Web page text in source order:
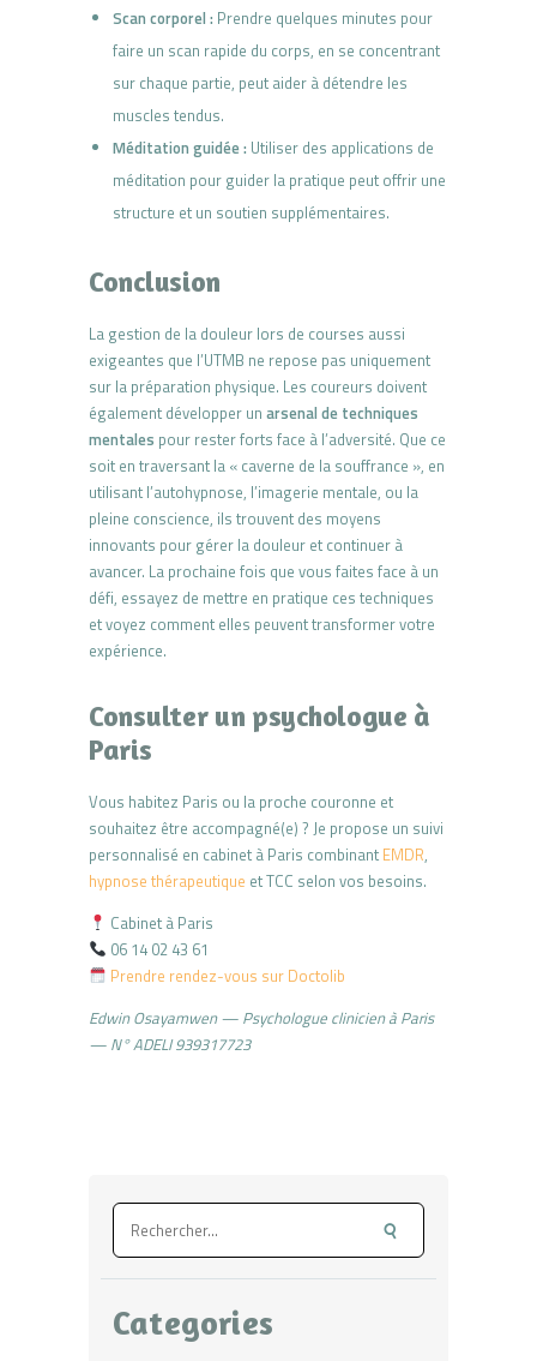
Scan corporel : Prendre quelques minutes pour
faire un scan rapide du corps, en se concentrant
sur chaque partie, peut aider à détendre les
muscles tendus.
Méditation guidée : Utiliser des applications de
méditation pour guider la pratique peut offrir une
structure et un soutien supplémentaires.
Conclusion
La gestion de la douleur lors de courses aussi
exigeantes que l’UTMB ne repose pas uniquement
sur la préparation physique. Les coureurs doivent
également développer un arsenal de techniques
mentales pour rester forts face à l’adversité. Que ce
soit en traversant la « caverne de la souffrance », en
utilisant l’autohypnose, l’imagerie mentale, ou la
pleine conscience, ils trouvent des moyens
innovants pour gérer la douleur et continuer à
avancer. La prochaine fois que vous faites face à un
défi, essayez de mettre en pratique ces techniques
et voyez comment elles peuvent transformer votre
expérience.
Consulter un psychologue à
Paris
Vous habitez Paris ou la proche couronne et
souhaitez être accompagné(e) ? Je propose un suivi
personnalisé en cabinet à Paris combinant EMDR,
hypnose thérapeutique et TCC selon vos besoins.
Cabinet à Paris
06 14 02 43 61
Prendre rendez-vous sur Doctolib
Edwin Osayamwen — Psychologue clinicien à Paris
— N° ADELI 939317723
Rechercher :
Categories